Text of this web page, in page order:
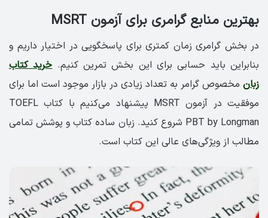
بهترین منابع گرامری برای آزمون MSRT
در بخش گرامری زمان کمتری برای پاسخگویی در اختیار داریم و
بنابراین باید حسابی برای این بخش تمرین کنیم.خرید کتاب
زبان مخصوص گرامر به تعداد زیادی در بازار موجود است اما برای
موفقیت در آزمون MSRT پیشنهاد می‌کنیم با کتاب TOEFL
PBT by Longman شروع کنید. زبان ساده کتاب و پوشش تمامی
مطالب از ویژگی‌های عالی این کتاب است.